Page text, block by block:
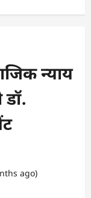
न्याय
डॉ.
ago)